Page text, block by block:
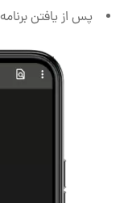
پس از یافتن برنامه Instagram بر روی آن کلیک کنید.